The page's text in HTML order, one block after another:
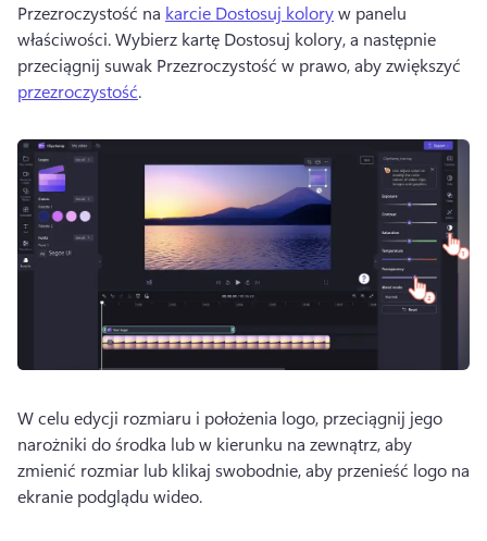
Przezroczystość na karcie Dostosuj kolory w panelu
właściwości. Wybierz kartę Dostosuj kolory, a następnie
przeciągnij suwak Przezroczystość w prawo, aby zwiększyć
przezroczystość.
W celu edycji rozmiaru i położenia logo, przeciągnij jego
narożniki do środka lub w kierunku na zewnątrz, aby
zmienić rozmiar lub klikaj swobodnie, aby przenieść logo na
ekranie podglądu wideo.